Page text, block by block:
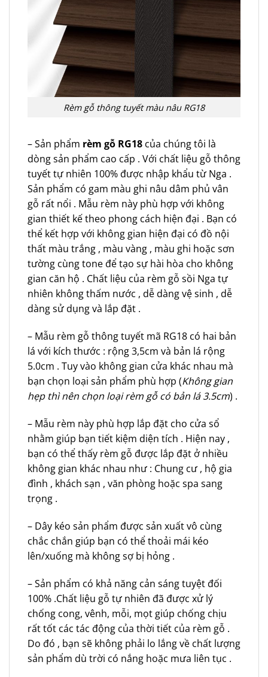
Rèm gỗ thông tuyết màu nâu RG18
– Sản phẩm rèm gỗ RG18 của chúng tôi là
dòng sản phẩm cao cấp . Với chất liệu gỗ thông
tuyết tự nhiên 100% được nhập khẩu từ Nga .
Sản phẩm có gam màu ghi nâu dâm phủ vân
gỗ rất nổi . Mẫu rèm này phù hợp với không
gian thiết kế theo phong cách hiện đại . Bạn có
thể kết hợp với không gian hiện đại có đồ nội
thất màu trắng , màu vàng , màu ghi hoặc sơn
tường cùng tone để tạo sự hài hòa cho không
gian căn hộ . Chất liệu của rèm gỗ sồi Nga tự
nhiên không thấm nước , dễ dàng vệ sinh , dễ
dàng sử dụng và lắp đặt .
– Mẫu rèm gỗ thông tuyết mã RG18 có hai bản
lá với kích thước : rộng 3,5cm và bản lá rộng
5.0cm . Tuy vào không gian cửa khác nhau mà
bạn chọn loại sản phẩm phù hợp (Không gian
hẹp thì nên chọn loại rèm gỗ có bản lá 3.5cm) .
– Mẫu rèm này phù hợp lắp đặt cho cửa sổ
nhằm giúp bạn tiết kiệm diện tích . Hiện nay ,
bạn có thể thấy rèm gỗ được lắp đặt ở nhiều
không gian khác nhau như : Chung cư , hộ gia
đình , khách sạn , văn phòng hoặc spa sang
trọng .
– Dây kéo sản phẩm được sản xuất vô cùng
chắc chắn giúp bạn có thể thoải mái kéo
lên/xuống mà không sợ bị hỏng .
– Sản phẩm có khả năng cản sáng tuyệt đối
100% .Chất liệu gỗ tự nhiên đã được xử lý
chống cong, vênh, mỗi, mọt giúp chống chịu
rất tốt các tác động của thời tiết của rèm gỗ .
Do đó , bạn sẽ không phải lo lắng về chất lượng
sản phẩm dù trời có nắng hoặc mưa liên tục .